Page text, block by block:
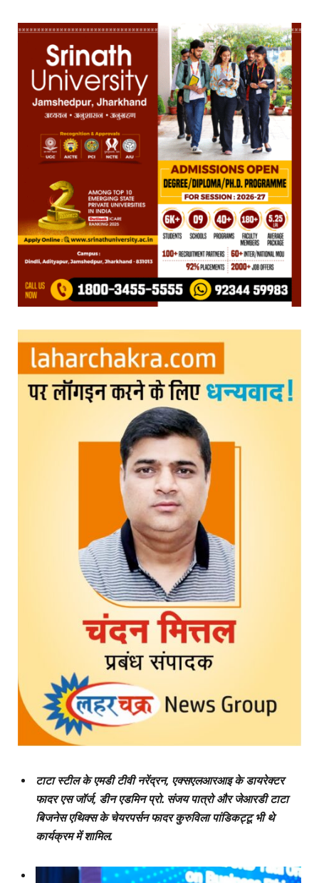
टाटा स्टील के एमडी टीवी नरेंद्रन, एक्सएलआरआइ के डायरेक्टर
फादर एस जॉर्ज, डीन एडमिन प्रो. संजय पात्रो और जेआरडी टाटा
बिजनेस एथिक्स के चेयरपर्सन फादर कुरुविला पांडिकट्टू भी थे
कार्यक्रम में शामिल.